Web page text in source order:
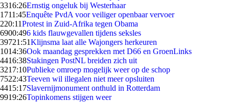
3316:26Ernstig ongeluk bij Westerhaar
1711:45Enquête PvdA voor veiliger openbaar vervoer
220:11Protest in Zuid-Afrika tegen Obama
6900:496 kids flauwgevallen tijdens seksles
39721:51Klijnsma laat alle Wajongers herkeuren
1014:36Ook maandag gesprekken met D66 en GroenLinks
4416:38Stakingen PostNL breiden zich uit
3217:10Publieke omroep mogelijk weer op de schop
7522:43Teeven wil illegalen niet meer opsluiten
4415:17Slavernijmonument onthuld in Rotterdam
9919:26Topinkomens stijgen weer